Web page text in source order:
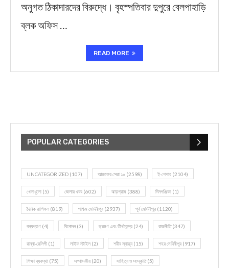
অনুগত ঠিকাদারদের বিরুদ্ধে। বৃহস্পতিবার দুপুরে বেলপাহাড়ি
ব্লক অফিস …
READ MORE
POPULAR CATEGORIES
UNCATEGORIZED (107) আজকের সেরা ১০ (2598) ই-পেপার (2104)
খেলাধূলো (5) জেলার খবর (602) ঝাড়গ্রাম (388) দিনপঞ্জিকা (1)
দৈনিক রাশিফল (819) পশ্চিম মেদিনীপুর (2937) পূর্ব মেদিনীপুর (1120)
বন্যপ্রাণ (4) বিনোদন(3) ভ্রমণ এবং তীর্থকেন্দ্র (24) রাজনীতি(347)
রান্না-রেসিপী (1) লাইফ স্টাইল (2) শরীর স্বাস্থ্য (15) শহর মেদিনীপুর (917)
শিক্ষা ব্যবস্থা (75) সম্পাদকীয় (20) সাহিত্য ও সংস্কৃতি(5)